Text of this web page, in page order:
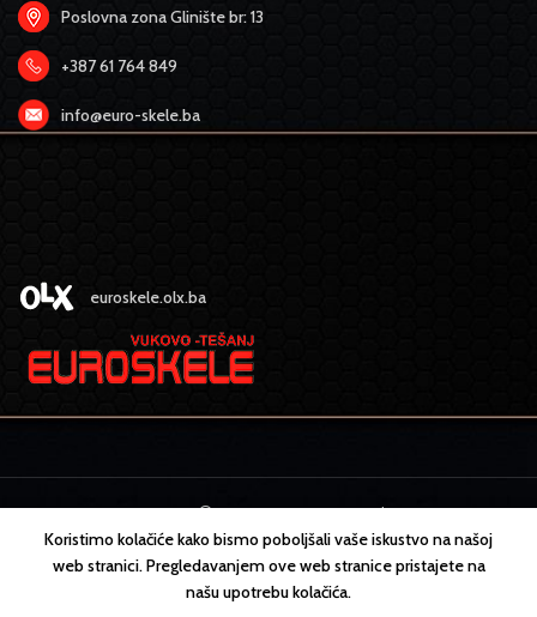
Poslovna zona Glinište br: 13
+387 61 764 849
info@euro-skele.ba
euroskele.olx.ba
EURO SKELE 2022 CREATED BYMEDIAdesign
Koristimo kolačiće kako bismo poboljšali vaše iskustvo na našoj
web stranici. Pregledavanjem ove web stranice pristajete na
našu upotrebu kolačića.